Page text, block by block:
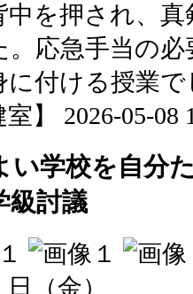
中を押され、
。応急手当の
に付ける授業で
室】 2026-05-08
い学校を自分
級討議
（金）